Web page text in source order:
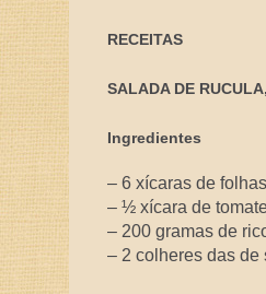
RECEITAS
SALADA DE
Ingredientes
– 6 xícaras de
– ½ xícara de
– 200 gramas de
– 2 colheres das de